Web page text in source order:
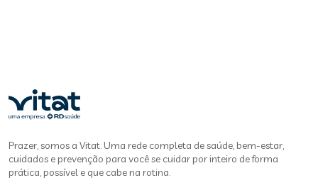
Prazer, somos a Vitat. Uma rede completa de saúde, bem-estar,
cuidados e prevenção para você se cuidar por inteiro de forma
prática, possível e que cabe na rotina.